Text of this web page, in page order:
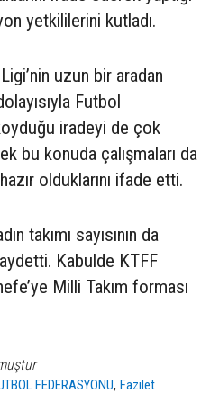
yetkililerini kutladı.
uzun bir aradan
Futbol
iradeyi de çok
bu konuda çalışmaları da
olduklarını ifade etti.
takımı sayısının da
Kabulde KTFF
Milli Takım forması
FEDERASYONU,Fazilet